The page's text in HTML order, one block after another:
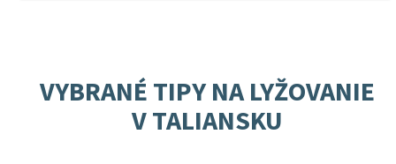
VYBRANÉ TIPY NA LYŽOVANIE
V TALIANSKU